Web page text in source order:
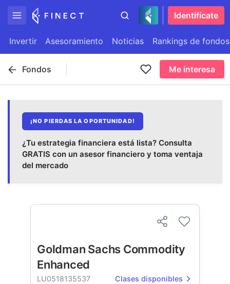
Identifícate
Invertir Asesoramiento Noticias Rankings de fondos
Fondos Me interesa
¡NO PIERDAS LA OPORTUNIDAD!
¿Tu estrategia financiera está lista? Consulta
GRATIS con un asesor financiero y toma ventaja
del mercado
Goldman Sachs Commodity
Enhanced
LU0518135537 Clases disponibles